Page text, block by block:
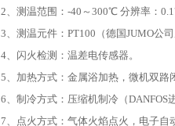
2、测温范围：-40～300℃ 分辨率：
3、测温元件：PT100（德国JUMO公
4、闪火检测：温差电传感器。
5、加热方式：金属浴加热，微机双路
6、制冷方式：压缩机制冷（DANFOS
7、点火方式：气体火焰点火，电子自